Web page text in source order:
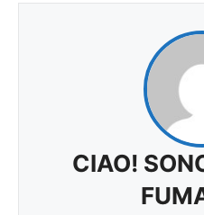
CIAO!